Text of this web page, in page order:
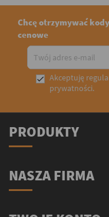
Chcę otrzymywać
cenowe
 Akceptuję
prywatności.
PRODUKTY
NASZA FIRMA